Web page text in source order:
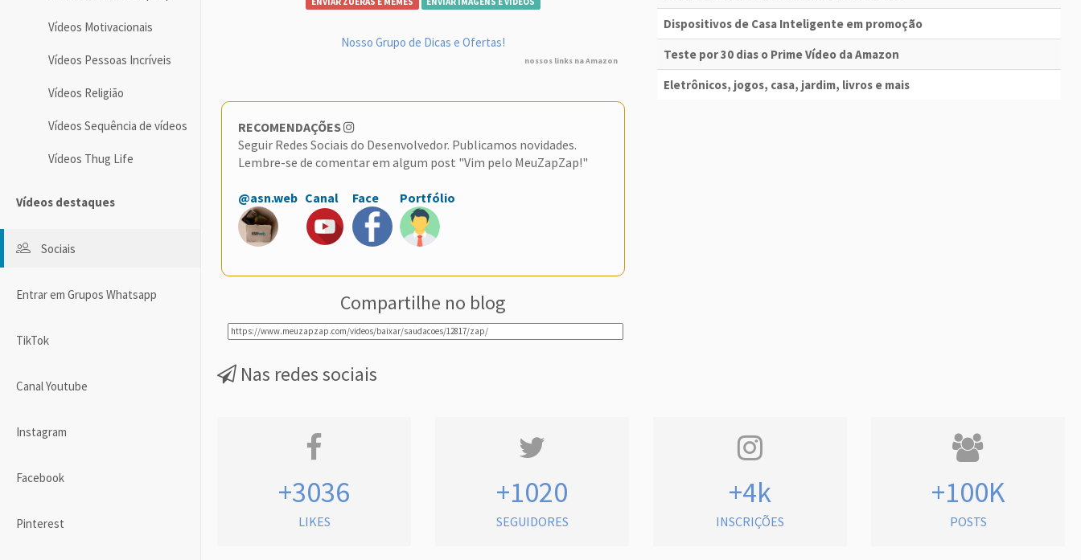
Vídeos Motivacionais
Vídeos Pessoas Incríveis
Vídeos Religião
Vídeos Sequência de vídeos
Vídeos Thug Life
Vídeos destaques
Sociais
Entrar em Grupos Whatsapp
TikTok
Canal Youtube
Instagram
Facebook
Pinterest
Nosso Grupo de Dicas e Ofertas!
nossos links na Amazon
RECOMENDAÇÕES
Seguir Redes Sociais do Desenvolvedor. Publicamos novidades.
Lembre-se de comentar em algum post "Vim pelo MeuZapZap!"
@asn.web Canal Face Portfólio
Compartilhe no blog
Dispositivos de Casa Inteligente em promoção
Teste por 30 dias o Prime Vídeo da Amazon
Eletrônicos, jogos, casa, jardim, livros e mais
Nas redes sociais
+3036
LIKES
+1020
SEGUIDORES
+4k
INSCRIÇÕES
+100K
POSTS